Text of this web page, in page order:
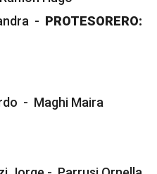
- PROTESORERO:
- Maghi Maira